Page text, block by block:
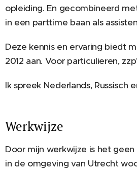
opleiding. En gecombineerd
in een parttime baan als
Deze kennis en ervaring biedt
2012 aan. Voor particulieren,
Ik spreek Nederlands, Russisch
Werkwijze
Door mijn werkwijze is het
in de omgeving van Utrecht